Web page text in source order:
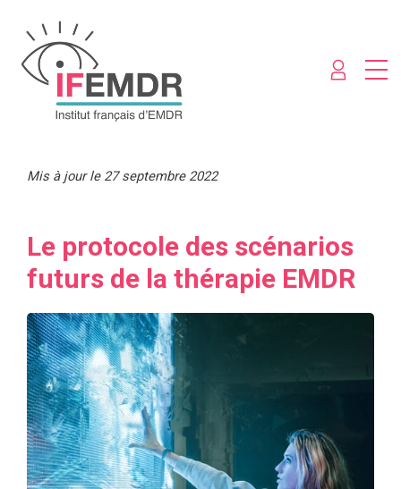
Le protocole des scénarios
futurs de la thérapie EMDR
Mis à jour le 27 septembre 2022